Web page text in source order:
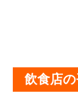
飲食店